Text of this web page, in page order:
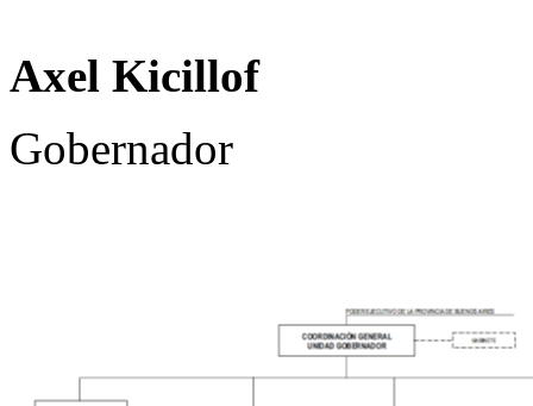
Axel Kicillof
Gobernador